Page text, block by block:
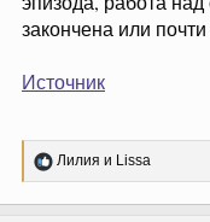
закончена или
Источник
Р
е
Лилия и Lissa